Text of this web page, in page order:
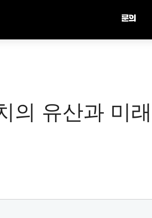
문의
의 유산과 미래